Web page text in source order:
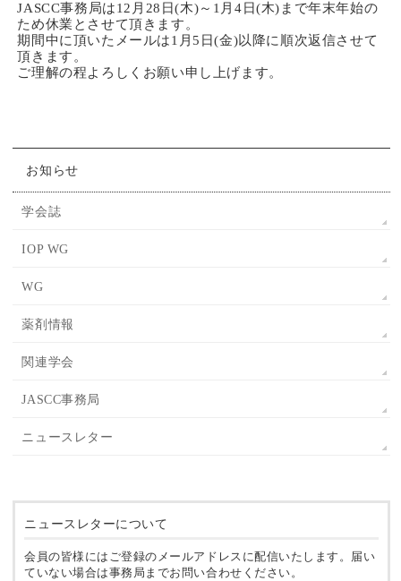
JASCC事務局は12月28日(木)～1月4日(木)まで年末年始の
ため休業とさせて頂きます。
期間中に頂いたメールは1月5日(金)以降に順次返信させて
頂きます。
ご理解の程よろしくお願い申し上げます。
お知らせ
学会誌
IOP WG
WG
薬剤情報
関連学会
JASCC事務局
ニュースレター
ニュースレターについて
会員の皆様にはご登録のメールアドレスに配信いたします。届い
ていない場合は事務局までお問い合わせください。